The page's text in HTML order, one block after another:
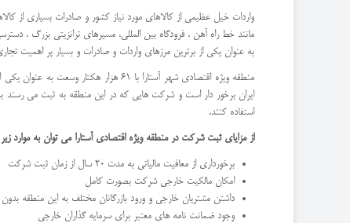
واردات خیل عظیمی از کالاهای مورد نیاز کشور و صادرات بسیاری از
مانند خط راه آهن ، فرودگاه بین المللی، مسیرهای ترانزیتی بزرگ ،
به عنوان یکی از برترین مرزهای واردات و صادرات و بسیار پر اهمیت
استفاده کنند.
از مزایای ثبت شرکت در منطقه ویژه اقتصادی آستارا می توان به موارد زیر
برخورداری از معافیت مالیاتی به مدت 20 سال از زمان ثبت شرکت
امکان مالکیت خارجی شرکت بصورت کامل
داشتن مشتریان خارجی و ورود بازرگانان مختلف به این منطقه بدون
وجود ضمانت نامه های معتبر برای سرمایه گذاران خارجی